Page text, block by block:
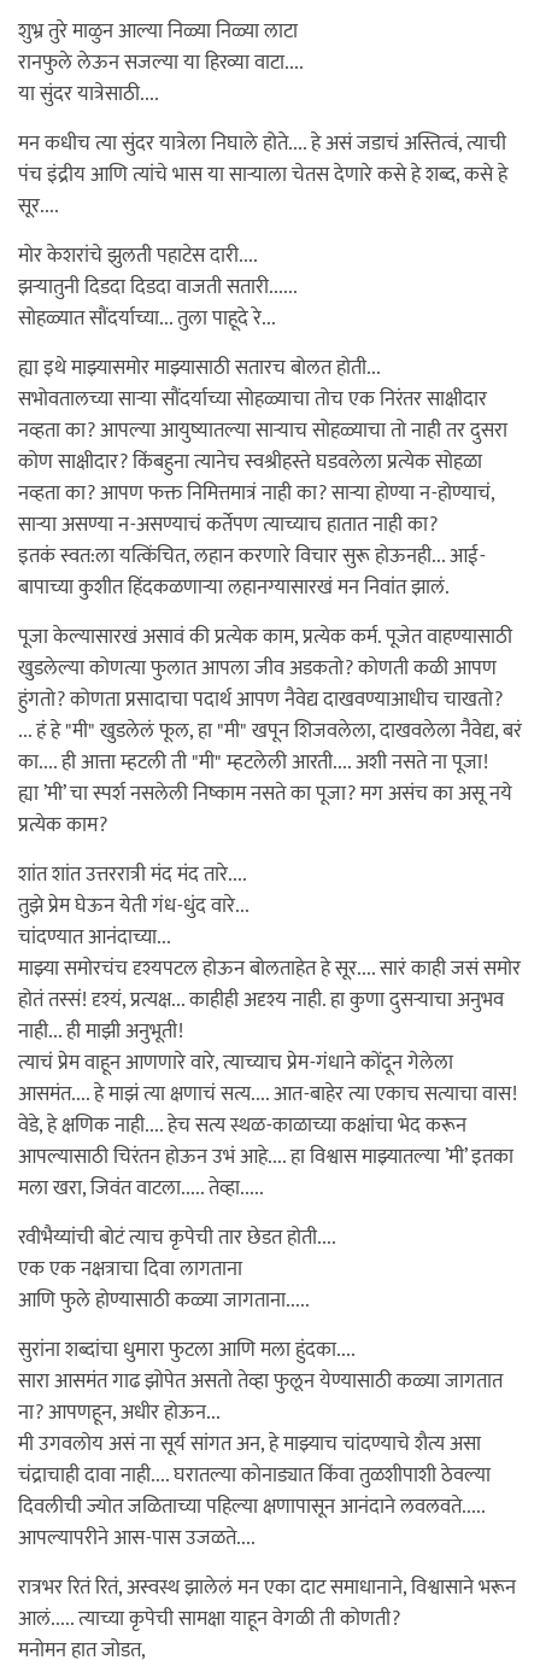
शुभ्र तुरे माळुन आल्या निळ्या निळ्या लाटा
रानफुले लेऊन सजल्या या हिरव्या वाटा....
या सुंदर यात्रेसाठी....
मन कधीच त्या सुंदर यात्रेला निघाले होते.... हे असं जडाचं अस्तित्वं, त्याची
पंच इंद्रीय आणि त्यांचे भास या सार्‍याला चेतस देणारे कसे हे शब्द, कसे हे
सूर....
मोर केशरांचे झुलती पहाटेस दारी....
झर्‍यातुनी दिडदा दिडदा वाजती सतारी......
सोहळ्यात सौंदर्याच्या... तुला पाहूदे रे...
ह्या इथे माझ्यासमोर माझ्यासाठी सतारच बोलत होती...
सभोवतालच्या सार्‍या सौंदर्याच्या सोहळ्याचा तोच एक निरंतर साक्षीदार
नव्हता का? आपल्या आयुष्यातल्या सार्‍याच सोहळ्याचा तो नाही तर दुसरा
कोण साक्षीदार? किंबहुना त्यानेच स्वश्रीहस्ते घडवलेला प्रत्येक सोहळा
नव्हता का? आपण फक्त निमित्तमात्रं नाही का? सार्‍या होण्या न-होण्याचं,
सार्‍या असण्या न-असण्याचं कर्तेपण त्याच्याच हातात नाही का?
इतकं स्वत:ला यत्किंचित, लहान करणारे विचार सुरू होऊनही... आई-
बापाच्या कुशीत हिंदकळणार्‍या लहानग्यासारखं मन निवांत झालं.
पूजा केल्यासारखं असावं की प्रत्येक काम, प्रत्येक कर्म. पूजेत वाहण्यासाठी
खुडलेल्या कोणत्या फुलात आपला जीव अडकतो? कोणती कळी आपण
हुंगतो? कोणता प्रसादाचा पदार्थ आपण नैवेद्य दाखवण्याआधीच चाखतो?
... हं हे "मी" खुडलेलं फूल, हा "मी" खपून शिजवलेला, दाखवलेला नैवेद्य, बरं
का.... ही आत्ता म्हटली ती "मी" म्हटलेली आरती.... अशी नसते ना पूजा!
ह्या ’मी’ चा स्पर्श नसलेली निष्काम नसते का पूजा? मग असंच का असू नये
प्रत्येक काम?
शांत शांत उत्तररात्री मंद मंद तारे....
तुझे प्रेम घेऊन येती गंध-धुंद वारे...
चांदण्यात आनंदाच्या...
माझ्या समोरचंच दृश्यपटल होऊन बोलताहेत हे सूर.... सारं काही जसं समोर
होतं तस्सं! दृश्यं, प्रत्यक्ष... काहीही अदृश्य नाही. हा कुणा दुसर्‍याचा अनुभव
नाही... ही माझी अनुभूती!
त्याचं प्रेम वाहून आणणारे वारे, त्याच्याच प्रेम-गंधाने कोंदून गेलेला
आसमंत.... हे माझं त्या क्षणाचं सत्य.... आत-बाहेर त्या एकाच सत्याचा वास!
वेडे, हे क्षणिक नाही.... हेच सत्य स्थळ-काळाच्या कक्षांचा भेद करून
आपल्यासाठी चिरंतन होऊन उभं आहे.... हा विश्वास माझ्यातल्या ’मी’ इतका
मला खरा, जिवंत वाटला..... तेव्हा.....
रवीभैय्यांची बोटं त्याच कृपेची तार छेडत होती....
एक एक नक्षत्राचा दिवा लागताना
आणि फुले होण्यासाठी कळ्या जागताना.....
सुरांना शब्दांचा धुमारा फुटला आणि मला हुंदका....
सारा आसमंत गाढ झोपेत असतो तेव्हा फुलून येण्यासाठी कळ्या जागतात
ना? आपणहून, अधीर होऊन...
मी उगवलोय असं ना सूर्य सांगत अन, हे माझ्याच चांदण्याचे शैत्य असा
चंद्राचाही दावा नाही.... घरातल्या कोनाड्यात किंवा तुळशीपाशी ठेवल्या
दिवलीची ज्योत जळिताच्या पहिल्या क्षणापासून आनंदाने लवलवते.....
आपल्यापरीने आस-पास उजळते....
रात्रभर रितं रितं, अस्वस्थ झालेलं मन एका दाट समाधानाने, विश्वासाने भरून
आलं..... त्याच्या कृपेची सामक्षा याहून वेगळी ती कोणती?
मनोमन हात जोडत,